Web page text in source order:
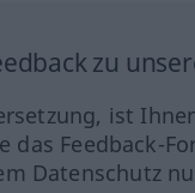
zu
ist
das Feedback-
Datenschutz